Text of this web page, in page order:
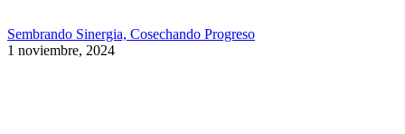
Sembrando Sinergia, Cosechando Progreso
1 noviembre, 2024